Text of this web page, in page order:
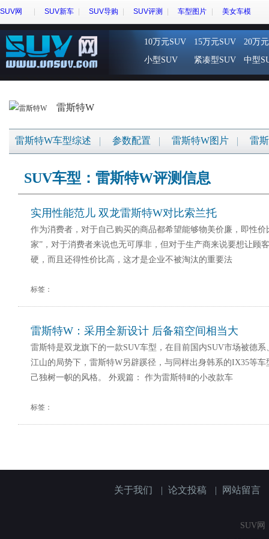
SUV网 SUV新车 SUV导购 SUV评测 车型图片 美女车模
10万元SUV 15万元SUV
20万
小型SUV
紧凑型SUV 中型
雷斯特W
雷斯特W车型综述 参数配置 雷斯特W图片 雷
SUV车型：雷斯特W评测信息
实用性能范儿 双龙雷斯特W对比索兰托
作为消费者，对于自己购买的商品都希望能够物美价廉，即性价
家”，对于消费者来说也无可厚非，但对于生产商来说要想让顾
硬，而且还得性价比高，这才是企业不被淘汰的重要法
标签：
雷斯特W：采用全新设计 后备箱空间相当大
雷斯特是双龙旗下的一款SUV车型，在目前国内SUV市场被德
江山的局势下，雷斯特W另辟蹊径，与同样出身韩系的IX35等
己独树一帜的风格。 外观篇： 作为雷斯特Ⅱ的小改款车
标签：
关于我们 | 论文投稿 | 网站留言
SUV网